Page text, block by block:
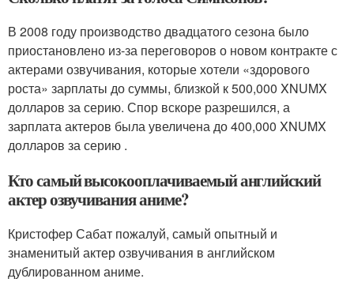
В 2008 году производство двадцатого сезона было
приостановлено из-за переговоров о новом контракте с
актерами озвучивания, которые хотели «здорового
роста» зарплаты до суммы, близкой к 500,000 XNUMX
долларов за серию. Спор вскоре разрешился, а
зарплата актеров была увеличена до 400,000 XNUMX
долларов за серию .
Кто самый высокооплачиваемый английский
актер озвучивания аниме?
Кристофер Сабат пожалуй, самый опытный и
знаменитый актер озвучивания в английском
дублированном аниме.